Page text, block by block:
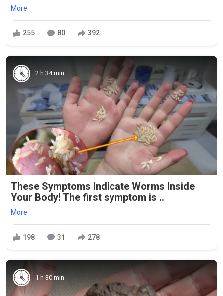
More
255 80 392
2 h 34 min
These Symptoms Indicate Worms Inside
Your Body! The first symptom is ..
More
198 31 278
1 h 30 min